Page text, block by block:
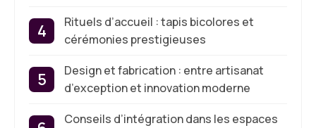
Rituels d’accueil : tapis bicolores et
cérémonies prestigieuses
Design et fabrication : entre artisanat
d’exception et innovation moderne
Conseils d’intégration dans les espaces